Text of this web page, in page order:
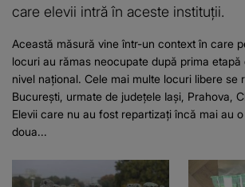
care elevii intră în aceste instituții.
Această măsură vine într-un context în care
locuri au rămas neocupate după prima etapă
nivel național. Cele mai multe locuri libere se
București, urmate de județele Iași, Prahova,
Elevii care nu au fost repartizați încă mai au
doua...